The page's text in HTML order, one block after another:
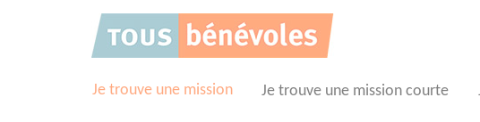
Je trouve une mission Je trouve une mission courte